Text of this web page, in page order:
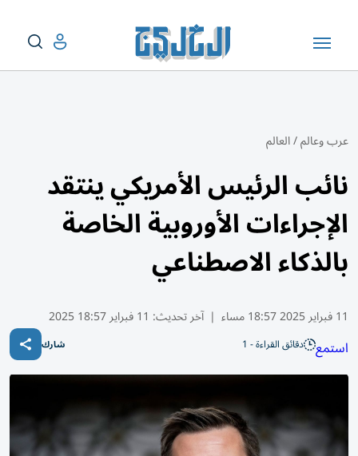
عرب وعالم/العالم
نائب الرئيس الأمريكي ينتقد
الإجراءات الأوروبية الخاصة
بالذكاء الاصطناعي
11 فبراير 2025 18:57 مساء | آخر تحديث: 11 فبراير 18:57 2025
استمع دقائق القراءة - 1 شارك